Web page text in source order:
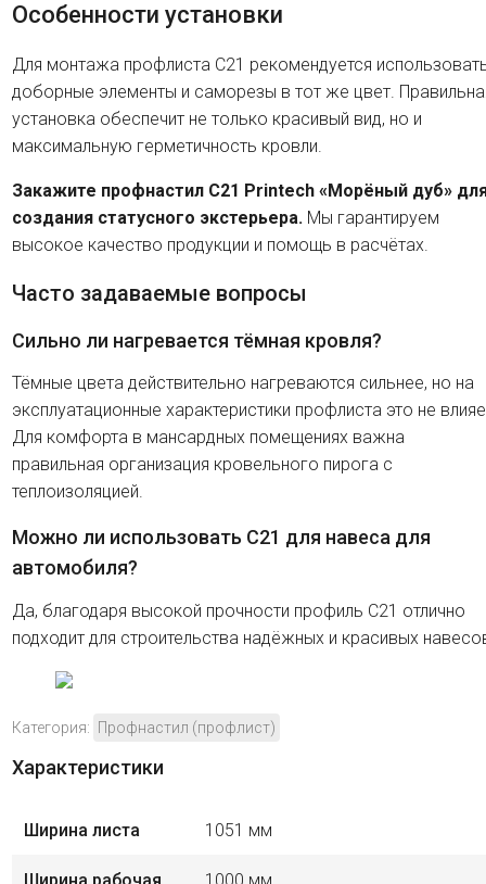
Особенности установки
Для монтажа профлиста C21 рекомендуется
доборные элементы и саморезы в тот же цвет.
установка обеспечит не только красивый вид, но и
максимальную герметичность кровли.
Закажите профнастил C21 Printech «Морёный дуб»
создания статусного экстерьера. Мы гарантируем
высокое качество продукции и помощь в расчётах.
Часто задаваемые вопросы
Сильно ли нагревается тёмная кровля?
Тёмные цвета действительно нагреваются сильнее, но на
эксплуатационные характеристики профлиста это не
Для комфорта в мансардных помещениях важна
правильная организация кровельного пирога с
теплоизоляцией.
Можно ли использовать C21 для навеса для
автомобиля?
Да, благодаря высокой прочности профиль C21 отлично
подходит для строительства надёжных и красивых
Категория: Профнастил (профлист)
Характеристики
Ширина листа 1051 мм